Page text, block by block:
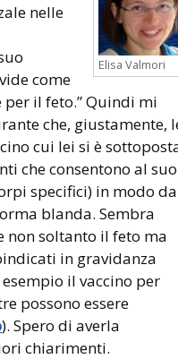
Elisa Valmori
nelle
come
il feto.” Quindi mi
che, giustamente,
cui lei si è
che consentono al suo
specifici) in modo da
blanda. Sembra
non soltanto il feto ma
in gravidanza
il vaccino per
possono essere
). Spero di averla
chiarimenti.